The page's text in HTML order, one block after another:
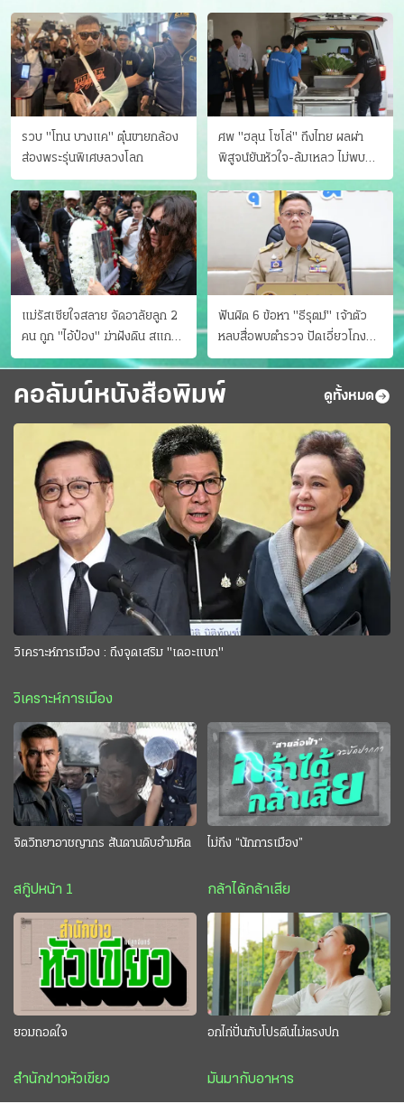
รวบ "โทน บางแค" ตุ๋นขายกล้อง
ส่องพระรุ่นพิเศษลวงโลก
ศพ "ฮลุน โซโล่" ถึงไทย ผลผ่า
พิสูจน์ยันหัวใจ-ล้มเหลว ไม่พบ
บาดแผล
แม่รัสเซียใจสลาย จัดอาลัยลูก 2
คน ถูก "ไอ้ป๋อง" ฆ่าฝังดิน สแกน
ไม่มีศพเพิ่ม
ฟันผิด 6 ข้อหา "ธีรุตม์" เจ้าตัว
หลบสื่อพบตำรวจ ปัดเอี่ยวโกง
สอบท้องถิ่น จ่อบี้รํ่ารวยมากปกติ
คอลัมน์หนังสือพิมพ์ ดูทั้งหมด
วิเคราะห์การเมือง : ถึงจุดเสริม "เดอะแบก"
วิเคราะห์การเมือง
จิตวิทยาอาชญากร สันดานดิบอำมหิต
สกู๊ปหน้า 1
ไม่ถึง “นักการเมือง”
กล้าได้กล้าเสีย
ยอมถอดใจ
สำนักข่าวหัวเขียว
อกไก่ปั่นกับโปรตีนไม่ตรงปก
มันมากับอาหาร